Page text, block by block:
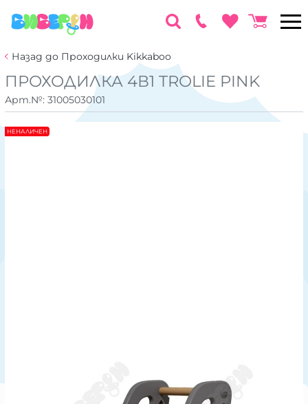
Назад до Проходилки Kikkaboo
ПРОХОДИЛКА 4В1 TROLIE PINK
Арт.№: 31005030101
НЕНАЛИЧЕН